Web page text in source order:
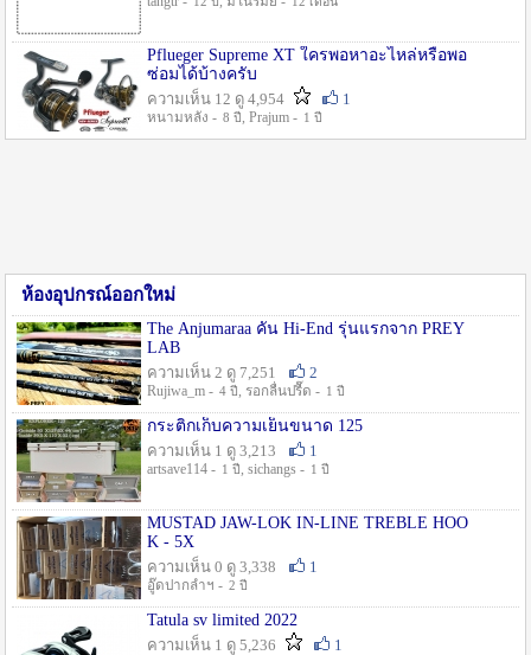
Pflueger Supreme XT ใครพอหาอะไหล่หรือพอ
ซ่อมได้บ้างครับ
ความเห็น 12 ดู 4,954
1
หนามหลัง - 8 ปี , Prajum - 1 ปี
ห้องอุปกรณ์ออกใหม่
The Anjumaraa คัน Hi-End รุ่นแรกจาก PREY
LAB
ความเห็น 2 ดู 7,251
2
Rujiwa_m - 4 ปี , รอกลื่นปรื๊ด - 1 ปี
กระติกเก็บความเย็นขนาด 125
ความเห็น 1 ดู 3,213
1
artsave114 - 1 ปี , sichangs - 1 ปี
MUSTAD JAW-LOK IN-LINE TREBLE HOO
K - 5X
ความเห็น 0 ดู 3,338
1
อู๊ดปากลำฯ - 2 ปี
Tatula sv limited 2022
ความเห็น 1 ดู 5,236
1